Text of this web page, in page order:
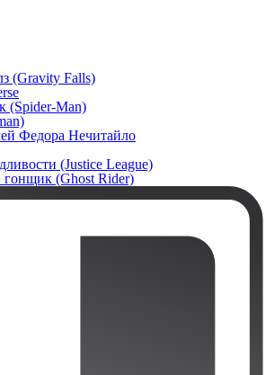
(Gravity Falls)
(Spider-Man)
Федора Нечитайло
(Justice League)
(Ghost Rider)